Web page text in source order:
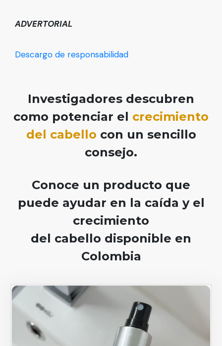
ADVERTORIAL
Descargo de responsabilidad
Investigadores descubren
como potenciar el crecimiento
del cabello con un sencillo
consejo.
Conoce un producto que
puede ayudar en la caída y el
crecimiento
del cabello disponible en
Colombia